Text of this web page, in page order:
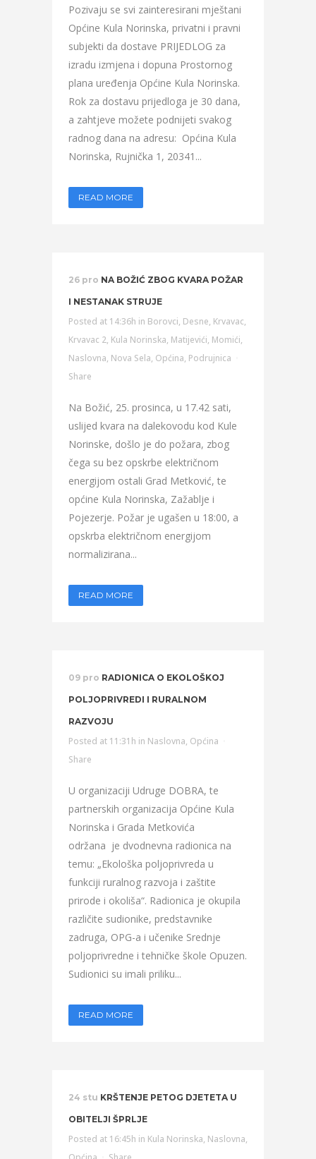
Pozivaju se svi zainteresirani mještani
Općine Kula Norinska, privatni i pravni
subjekti da dostave PRIJEDLOG za
izradu izmjena i dopuna Prostornog
plana uređenja Općine Kula Norinska.
Rok za dostavu prijedloga je 30 dana,
a zahtjeve možete podnijeti svakog
radnog dana na adresu: Općina Kula
Norinska, Rujnička 1, 20341...
READ MORE
26 pro NA BOŽIĆ ZBOG KVARA POŽAR
I NESTANAK STRUJE
Posted at 14:36h in Borovci, Desne, Krvavac,
Krvavac 2, Kula Norinska, Matijevići, Momići,
Naslovna, Nova Sela, Općina, Podrujnica
Share
Na Božić, 25. prosinca, u 17.42 sati,
uslijed kvara na dalekovodu kod Kule
Norinske, došlo je do požara, zbog
čega su bez opskrbe električnom
energijom ostali Grad Metković, te
općine Kula Norinska, Zažablje i
Pojezerje. Požar je ugašen u 18:00, a
opskrba električnom energijom
normalizirana...
READ MORE
09 pro RADIONICA O EKOLOŠKOJ
POLJOPRIVREDI I RURALNOM
RAZVOJU
Posted at 11:31h in Naslovna, Općina
Share
U organizaciji Udruge DOBRA, te
partnerskih organizacija Općine Kula
Norinska i Grada Metkovića
održana je dvodnevna radionica na
temu: „Ekološka poljoprivreda u
funkciji ruralnog razvoja i zaštite
prirode i okoliša“. Radionica je okupila
različite sudionike, predstavnike
zadruga, OPG-a i učenike Srednje
poljoprivredne i tehničke škole Opuzen.
Sudionici su imali priliku...
READ MORE
24 stu KRŠTENJE PETOG DJETETA U
OBITELJI ŠPRLJE
Posted at 16:45h in Kula Norinska, Naslovna,